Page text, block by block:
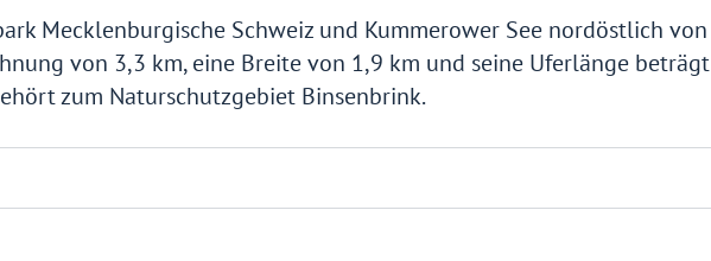
Mecklenburgische Schweiz und Kummerower See nordöstlich von
von 3,3 km, eine Breite von 1,9 km und seine Uferlänge beträgt
zum Naturschutzgebiet Binsenbrink.